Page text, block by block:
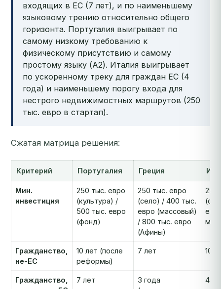
входящих в ЕС (7 лет), и по наименьшему
языковому трению относительно общего
горизонта. Португалия выигрывает по
самому низкому требованию к
физическому присутствию и самому
простому языку (A2). Италия выигрывает
по ускоренному треку для граждан ЕС (4
года) и наименьшему порогу входа для
нестрого недвижимостных маршрутов (250
тыс. евро в стартап).
Сжатая матрица решения:
Критерий Португалия Греция
Мин.
инвестиция
250 тыс. евро
(культура) /
500 тыс. евро
(фонд)
250 тыс. евро
(село) / 400 тыс.
евро (массовый)
/ 800 тыс. евро
(Афины)
250
млн
Гражданство,
не-ЕС
10 лет (после
реформы)
7 лет 10
Гражданство,
7 лет
3 года
4